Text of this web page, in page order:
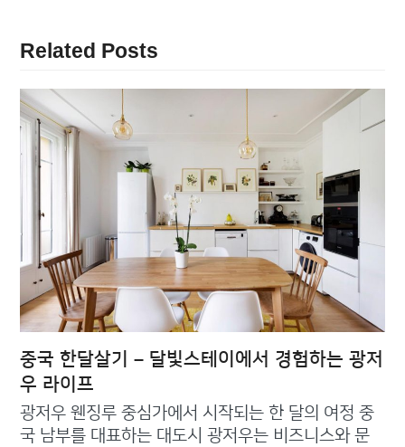
Related Posts
중국 한달살기 – 달빛스테이에서 경험하는 광저
우 라이프
광저우 웬징루 중심가에서 시작되는 한 달의 여정 중
국 남부를 대표하는 대도시 광저우는 비즈니스와 문